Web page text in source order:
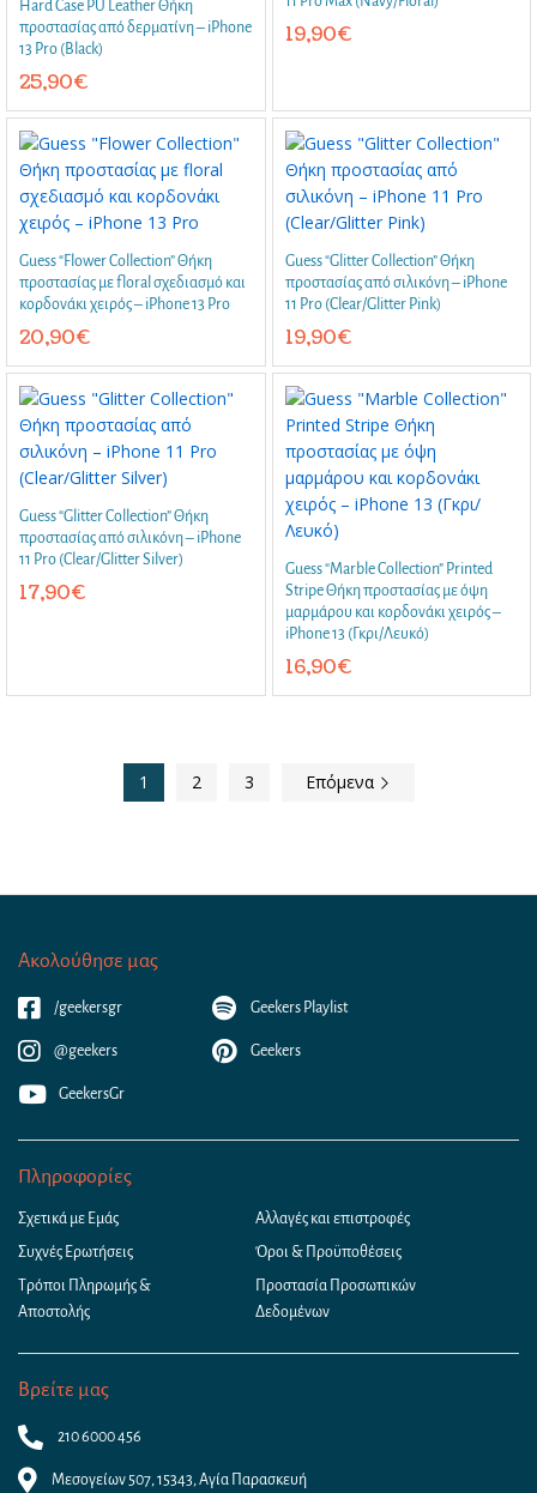
Hard Case PU Leather Θήκη
προστασίας από δερματίνη – iPhone
13 Pro (Black)
25,90€
19,90€
Guess “Flower Collection” Θήκη
προστασίας με floral σχεδιασμό και
κορδονάκι χειρός – iPhone 13 Pro
20,90€
Guess “Glitter Collection” Θήκη
προστασίας από σιλικόνη – iPhone
11 Pro (Clear/Glitter Pink)
19,90€
Guess “Glitter Collection” Θήκη
προστασίας από σιλικόνη – iPhone
11 Pro (Clear/Glitter Silver)
17,90€
Guess “Marble Collection” Printed
Stripe Θήκη προστασίας με όψη
μαρμάρου και κορδονάκι χειρός –
iPhone 13 (Γκρι/Λευκό)
16,90€
1 2 3 Επόμενα
Ακολούθησε μας
/geekersgr
@geekers
GeekersGr
Geekers Playlist
Geekers
Πληροφορίες
Σχετικά με Εμάς
Συχνές Ερωτήσεις
Τρόποι Πληρωμής &
Αποστολής
Αλλαγές και επιστροφές
Όροι & Προϋποθέσεις
Προστασία Προσωπικών
Δεδομένων
Βρείτε μας
210 6000 456
Μεσογείων 507, 15343, Αγία Παρασκευή